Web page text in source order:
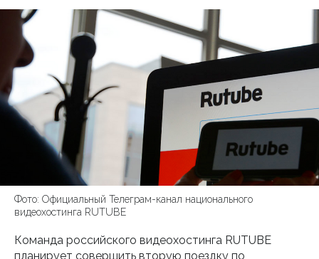
Фото: Официальный Телеграм-канал национального
видеохостинга RUTUBE
Команда российского видеохостинга RUTUBE
планирует совершить вторую поездку по